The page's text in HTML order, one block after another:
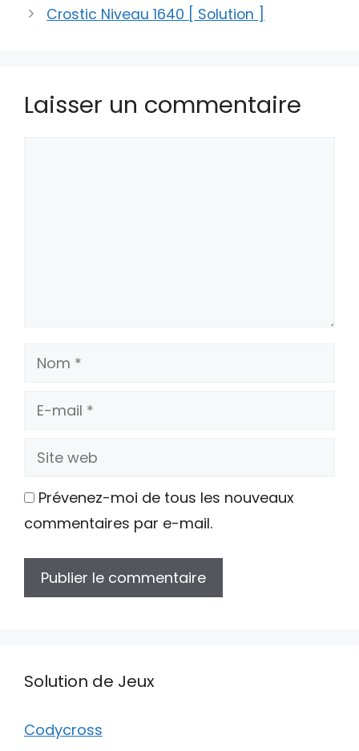
Crostic Niveau 1640 [ Solution ]
Laisser un commentaire
Nom
E-
Site
Prévenez-moi de tous les nouveaux
commentaires par e-mail.
Solution de Jeux
Codycross